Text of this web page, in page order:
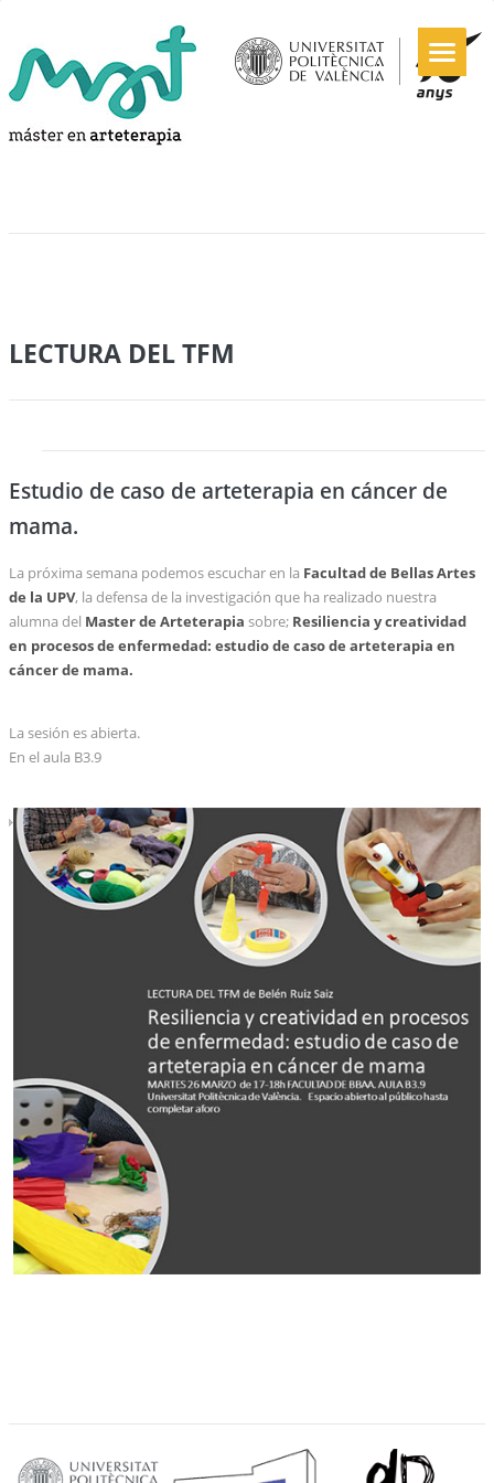
LECTURA DEL TFM
Estudio de caso de arteterapia en cáncer de
mama.
La próxima semana podemos escuchar en la Facultad de Bellas Artes
de la UPV, la defensa de la investigación que ha realizado nuestra
alumna del Master de Arteterapia sobre; Resiliencia y creatividad
en procesos de enfermedad: estudio de caso de arteterapia en
cáncer de mama.
La sesión es abierta.
En el aula B3.9